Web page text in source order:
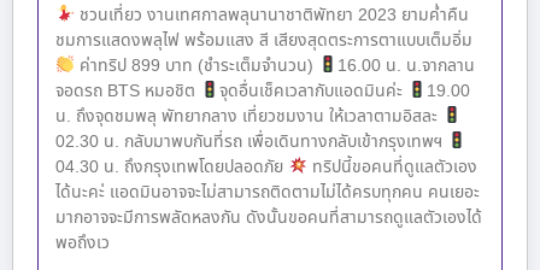
ชวนเที่ยว งานเทศกาลพลุนานาชาติพัทยา 2023 ยามค่ำคืน
ชมการแสดงพลุไฟ พร้อมแสง สี เสียงสุดตระการตาแบบเต็มอิ่ม
ค่าทริป 899 บาท (ชำระเต็มจำนวน)
16.00 น. น.จากลาน
จอดรถ BTS หมอชิต
จุดอื่นเช็คเวลากับแอดมินค่ะ
19.00
น. ถึงจุดชมพลุ พัทยากลาง เที่ยวชมงาน ให้เวลาตามอิสละ
02.30 น. กลับมาพบกันที่รถ เพื่อเดินทางกลับเข้ากรุงเทพฯ
04.30 น. ถึงกรุงเทพโดยปลอดภัย
ทริปนี้ขอคนที่ดูแลตัวเอง
ได้นะคะ่ แอดมินอาจจะไม่สามารถติดตามไม่ได้ครบทุกคน คนเยอะ
มากอาจจะมีการพลัดหลงกัน ดังนั้นขอคนที่สามารถดูแลตัวเองได้
พอถึงเว